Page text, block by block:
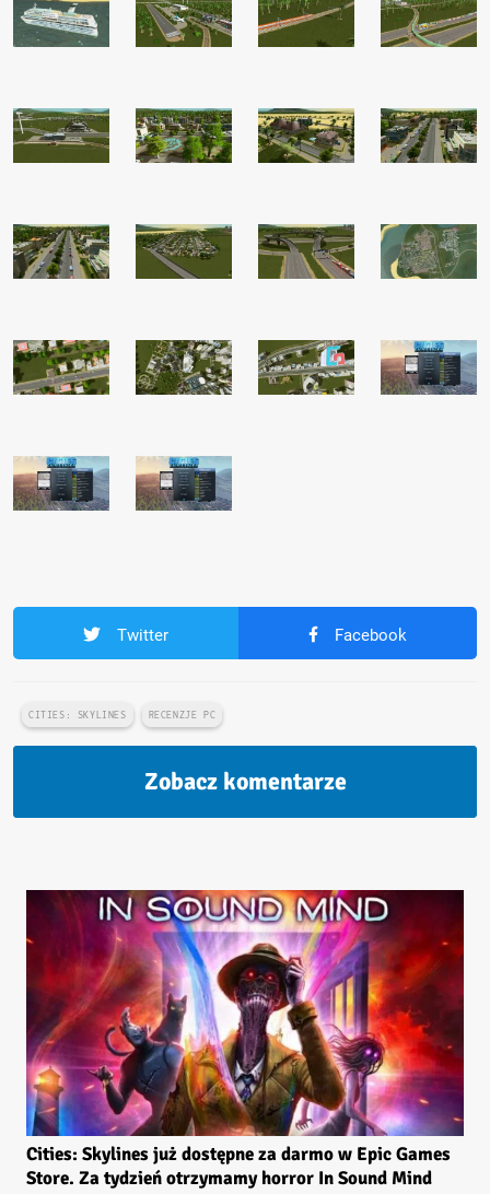
Twitter Facebook
CITIES: SKYLINES RECENZJE PC
Zobacz komentarze
Cities: Skylines już dostępne za darmo w Epic Games
Store. Za tydzień otrzymamy horror In Sound Mind